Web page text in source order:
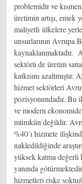
problemidir ve
üretimin artışı, emek
maliyetli ülkelere
unsurlarının Avrupa
kaynaklanmaktadır.
sektörü de üretim
katkısını
hizmet sektörleri
pozisyonundadır. Bu
ve modern
mümkün değildir.
%40’ı hizmete
nakledildiğinde
yüksek katma değerli
yanında
hizmetleri riske